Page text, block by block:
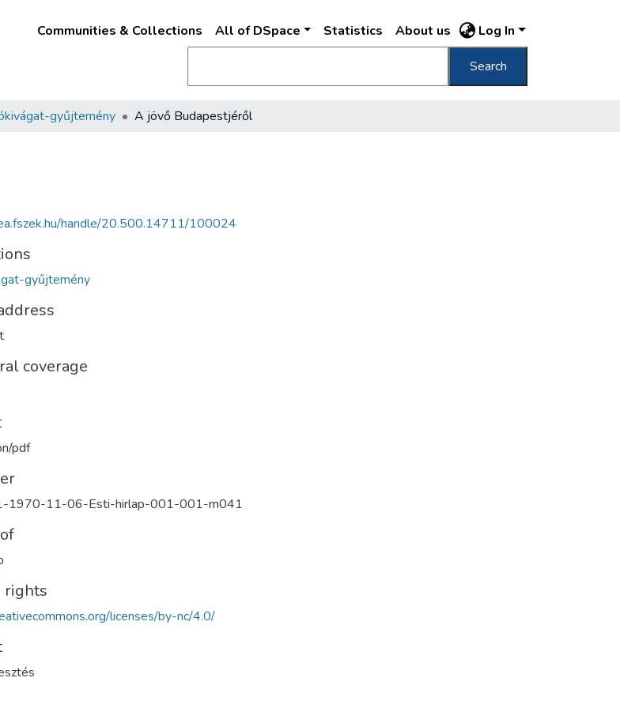
Communities & Collections All of DSpace Statistics About us Log In
Search
gyűjtemény A jövő Budapestjéről
handle/20.500.14711/100024
gyűjtemény
coverage
pdf
1970-11-06-Esti-hirlap-001-001-m041
rights
licenses/by-nc/4.0/